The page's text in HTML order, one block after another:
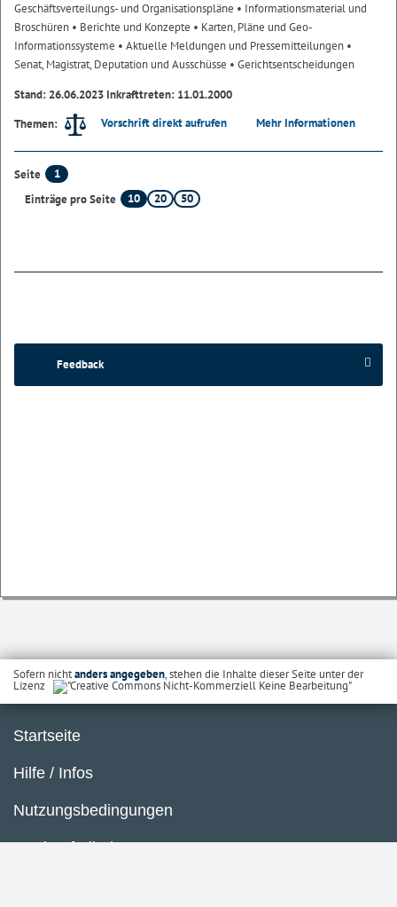
Geschäftsverteilungs- und Organisationspläne • Informationsmaterial und
Broschüren • Berichte und Konzepte • Karten, Pläne und Geo-
Informationssysteme • Aktuelle Meldungen und Pressemitteilungen •
Senat, Magistrat, Deputation und Ausschüsse • Gerichtsentscheidungen
Stand: 26.06.2023 Inkrafttreten: 11.01.2000
Themen:
Vorschrift direkt aufrufen Mehr Informationen
Seite
1
Einträge pro Seite
10 20 50
Feedback
Sofern nichtanders angegeben, stehen die Inhalte dieser Seite unter der
Lizenz
Startseite
Hilfe / Infos
Nutzungsbedingungen
Barrierefreiheit